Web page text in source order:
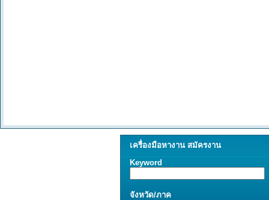
เครื่องมือหางาน สมัครงาน
Keyword
จังหวัด/ภาค